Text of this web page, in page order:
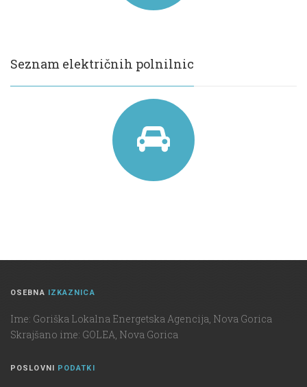
Seznam električnih polnilnic
OSEBNA IZKAZNICA
Ime: Goriška Lokalna Energetska Agencija, Nova Gorica
Skrajšano ime: GOLEA, Nova Gorica
POSLOVNI PODATKI